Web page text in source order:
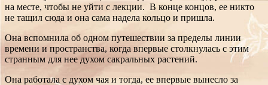
на месте, чтобы не уйти с лекции. В конце концов, ее никто
не тащил сюда и она сама надела кольцо и пришла.
Она вспомнила об одном путешествии за пределы линии
времени и пространства, когда впервые столкнулась с этим
странным для нее духом сакральных растений.
Она работала с духом чая и тогда, ее впервые вынесло за